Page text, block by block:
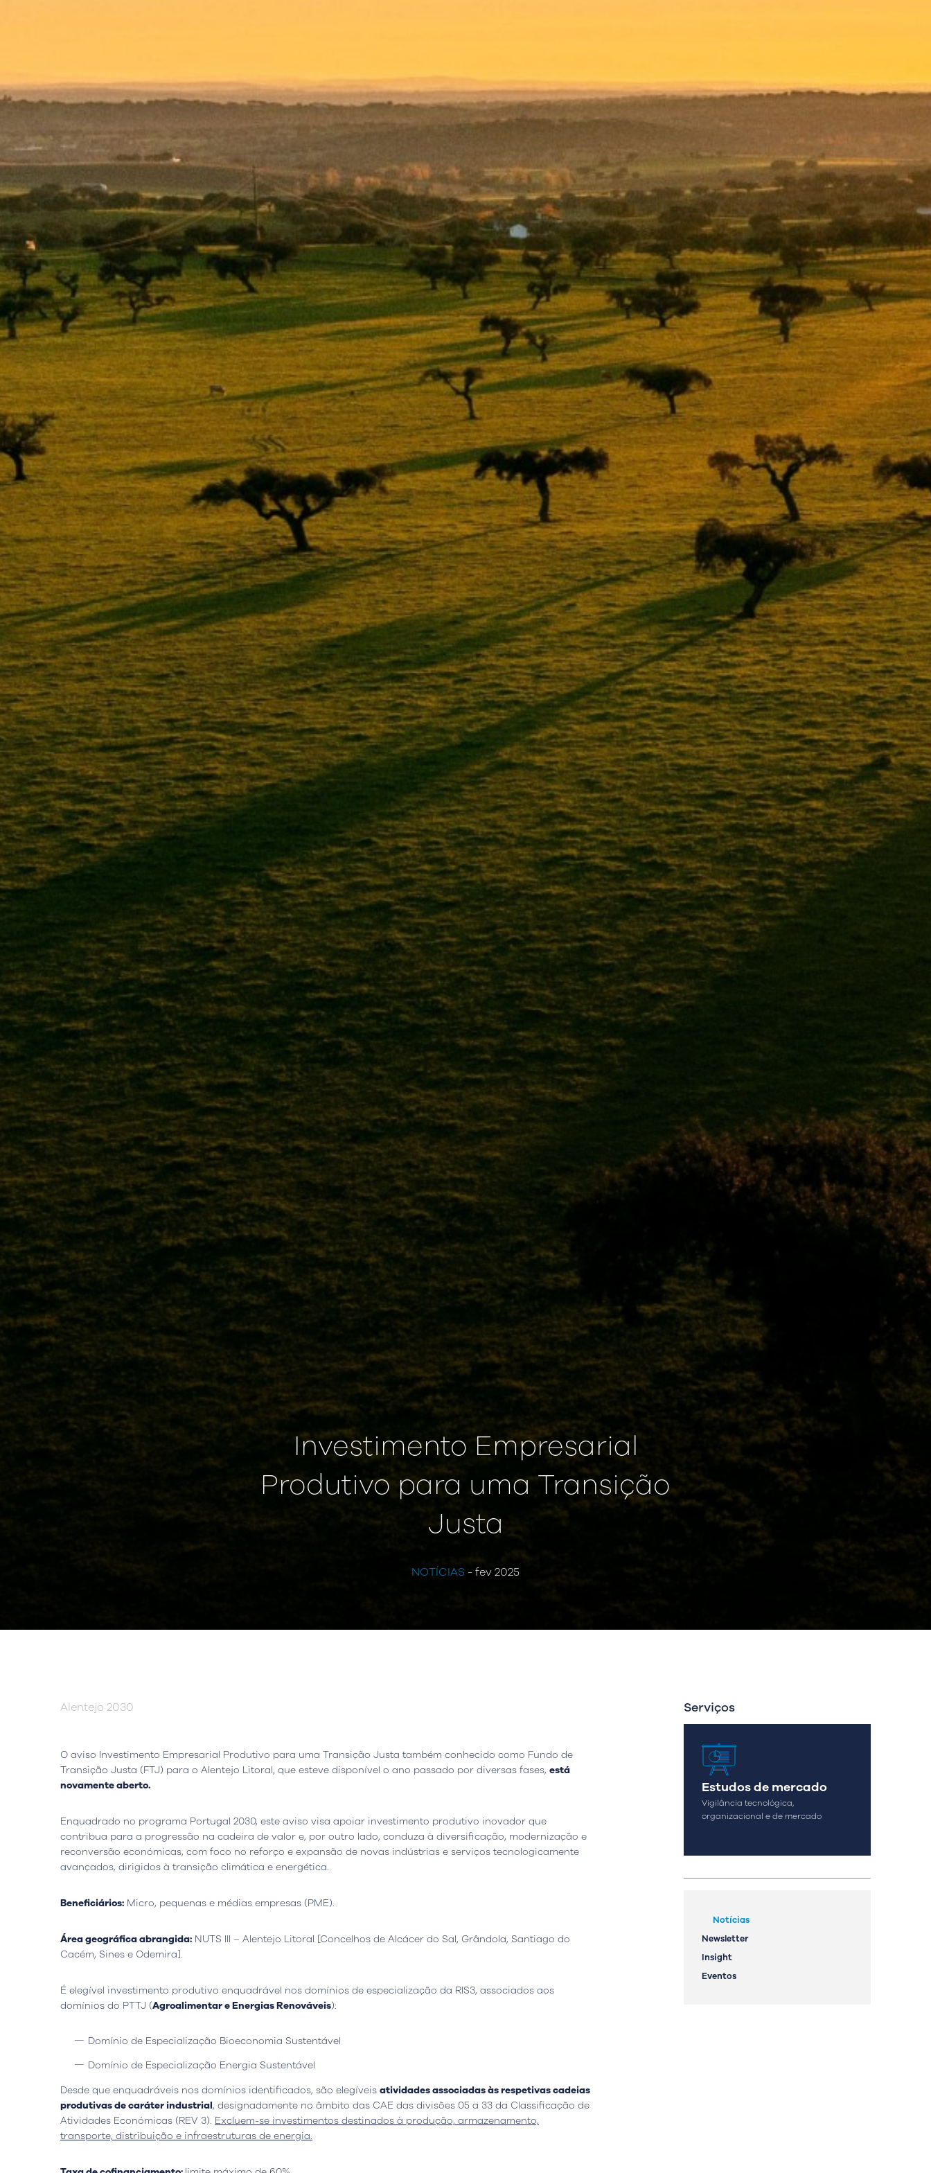
Investimento Empresarial
Produtivo para uma Transição
Justa
NOTÍCIAS - fev 2025
Alentejo 2030
O aviso Investimento Empresarial Produtivo para uma Transição Justa também conhecido como Fundo de
Transição Justa (FTJ) para o Alentejo Litoral, que esteve disponível o ano passado por diversas fases, está
novamente aberto.
Enquadrado no programa Portugal 2030, este aviso visa apoiar investimento produtivo inovador que
contribua para a progressão na cadeira de valor e, por outro lado, conduza à diversificação, modernização e
reconversão económicas, com foco no reforço e expansão de novas indústrias e serviços tecnologicamente
avançados, dirigidos à transição climática e energética.
Beneficiários: Micro, pequenas e médias empresas (PME).
Área geográfica abrangida: NUTS III – Alentejo Litoral [Concelhos de Alcácer do Sal, Grândola, Santiago do
Cacém, Sines e Odemira].
É elegível investimento produtivo enquadrável nos domínios de especialização da RIS3, associados aos
domínios do PTTJ (Agroalimentar e Energias Renováveis):
Domínio de Especialização Bioeconomia Sustentável
Domínio de Especialização Energia Sustentável
Desde que enquadráveis nos domínios identificados, são elegíveis atividades associadas às respetivas cadeias
produtivas de caráter industrial, designadamente no âmbito das CAE das divisões 05 a 33 da Classificação de
Atividades Económicas (REV 3). Excluem-se investimentos destinados à produção, armazenamento,
transporte, distribuição e infraestruturas de energia.
Serviços
Estudos de mercado
Vigilância tecnológica,
organizacional e de mercado
Notícias
Newsletter
Insight
Eventos
Avenida do Atlântico, nº 16,
1990-019 Parque das Nações
Abrir Google Map
Rua da Floresta n.º 800
2410-021 Leiria - Portugal
Abrir Google Map
Abrir Google Map